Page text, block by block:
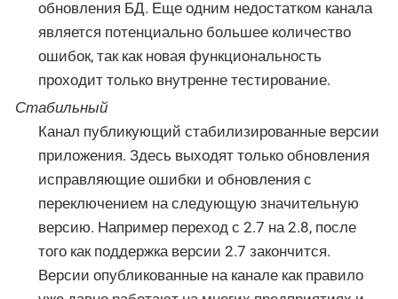
обновления БД. Еще одним недостатком канала
является потенциально большее количество
ошибок, так как новая функциональность
проходит только внутренне тестирование.
Стабильный
Канал публикующий стабилизированные версии
приложения. Здесь выходят только обновления
исправляющие ошибки и обновления с
переключением на следующую значительную
версию. Например переход с 2.7 на 2.8, после
того как поддержка версии 2.7 закончится.
Версии опубликованные на канале как правило